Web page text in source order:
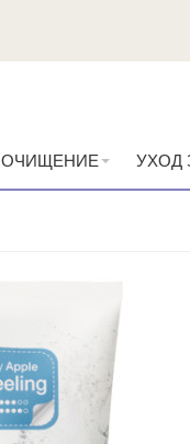
ОЧИЩЕНИЕ УХОД